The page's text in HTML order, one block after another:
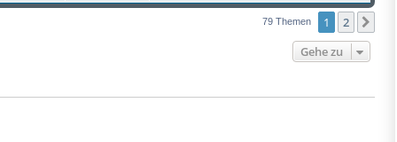
79 Themen 1 2
Gehe zu